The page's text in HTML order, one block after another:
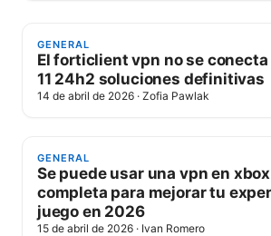
GENERAL
El forticlient vpn no se
11 24h2 soluciones definitivas
14 de abril de 2026 · Zofia Pawlak
GENERAL
Se puede usar una vpn en
completa para mejorar tu
juego en 2026
15 de abril de 2026 · Ivan Romero